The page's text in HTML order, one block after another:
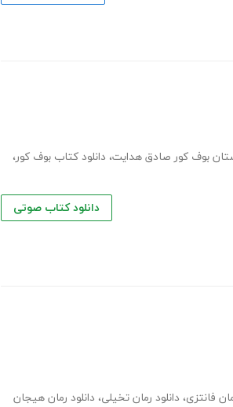
بوف کور صادق هدایت، دانلود کتاب بوف کور،
دانلود کتاب صوتی
فانتزی، دانلود رمان تخیلی، دانلود رمان هیجان